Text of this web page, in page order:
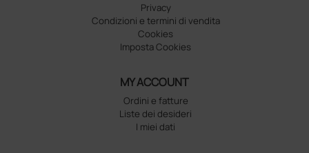
Privacy
Condizioni e termini di vendita
Cookies
Imposta Cookies
MY ACCOUNT
Ordini e fatture
Liste dei desideri
I miei dati